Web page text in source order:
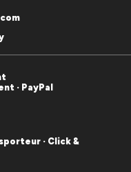
· PayPal
· Click &